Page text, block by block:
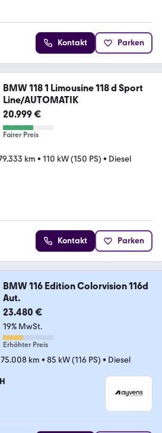
Kontakt Parken
BMW 118 1 Limousine 118 d Sport
Line/AUTOMATIK
20.999 €
Fairer Preis
km • 110 kW (150 PS) • Diesel
Kontakt Parken
BMW 116 Edition Colorvision 116d
Aut.
23.480 €
19% MwSt.
Erhöhter Preis
75.008 km • 85 kW (116 PS) • Diesel